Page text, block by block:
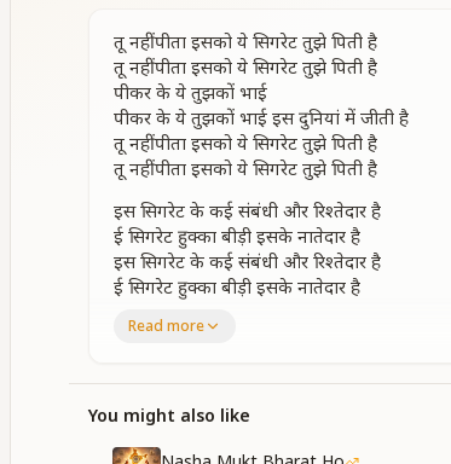
तू नहीं पीता इसको ये सिगरेट तुझे पिती है
तू नहीं पीता इसको ये सिगरेट तुझे पिती है
पीकर के ये तुझकों भाई
पीकर के ये तुझकों भाई इस दुनियां में जीती है
तू नहीं पीता इसको ये सिगरेट तुझे पिती है
तू नहीं पीता इसको ये सिगरेट तुझे पिती है
इस सिगरेट के कई संबंधी और रिश्तेदार है
ई सिगरेट हुक्का बीड़ी इसके नातेदार है
इस सिगरेट के कई संबंधी और रिश्तेदार है
ई सिगरेट हुक्का बीड़ी इसके नातेदार है
कई बीमारियां और मौत की समझो आखिरी सीटी है
तू नहीं पीता इसको ये सिगरेट तुझे पिती है
तेरे पीने से ये पहले पैसे तेरे खाती है
समय संकल्प संपत्ति सभी लुट ले जाती है
Read more
You might also like